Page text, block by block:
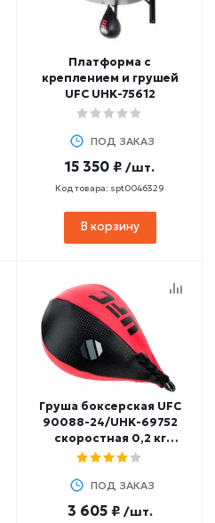
Платформа с
креплением и грушей
UFC UHK-75612
ПОД ЗАКАЗ
15 350 ₽ /шт.
Код товара: spt0046329
В корзину
Груша боксерская UFC
90088-24/UHK-69752
скоростная 0,2 кг
(полиуретан) 10"x7" (25
ПОД ЗАКАЗ
3 605 ₽ /шт.